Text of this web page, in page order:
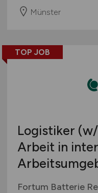
Münster
TOP JOB
Logistiker
Arbeit in
Fortum Batterie